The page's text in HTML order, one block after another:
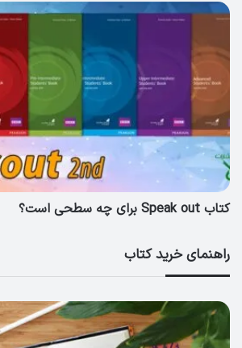
کتاب Speak out برای چه سطحی است؟
راهنمای خرید کتاب